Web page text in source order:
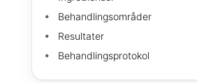
Behandlingsområder
Resultater
Behandlingsprotokol